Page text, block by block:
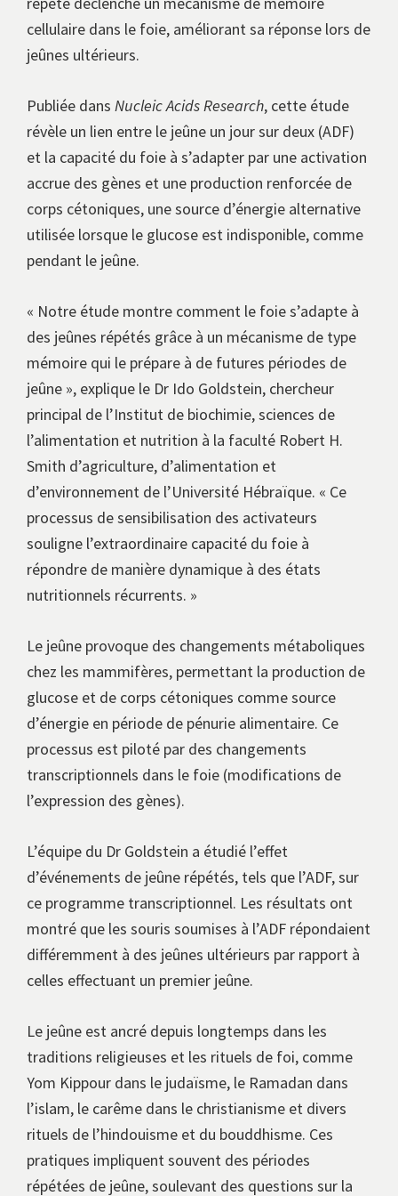
cellulaire dans le foie, améliorant sa réponse lors de
jeûnes ultérieurs.
Publiée dans Nucleic Acids Research, cette étude
révèle un lien entre le jeûne un jour sur deux (ADF)
et la capacité du foie à s’adapter par une activation
accrue des gènes et une production renforcée de
corps cétoniques, une source d’énergie alternative
utilisée lorsque le glucose est indisponible, comme
pendant le jeûne.
« Notre étude montre comment le foie s’adapte à
des jeûnes répétés grâce à un mécanisme de type
mémoire qui le prépare à de futures périodes de
jeûne », explique le Dr Ido Goldstein, chercheur
principal de l’Institut de biochimie, sciences de
l’alimentation et nutrition à la faculté Robert H.
Smith d’agriculture, d’alimentation et
d’environnement de l’Université Hébraïque. « Ce
processus de sensibilisation des activateurs
souligne l’extraordinaire capacité du foie à
répondre de manière dynamique à des états
nutritionnels récurrents. »
Le jeûne provoque des changements métaboliques
chez les mammifères, permettant la production de
glucose et de corps cétoniques comme source
d’énergie en période de pénurie alimentaire. Ce
processus est piloté par des changements
transcriptionnels dans le foie (modifications de
l’expression des gènes).
L’équipe du Dr Goldstein a étudié l’effet
d’événements de jeûne répétés, tels que l’ADF, sur
ce programme transcriptionnel. Les résultats ont
montré que les souris soumises à l’ADF répondaient
différemment à des jeûnes ultérieurs par rapport à
celles effectuant un premier jeûne.
Le jeûne est ancré depuis longtemps dans les
traditions religieuses et les rituels de foi, comme
Yom Kippour dans le judaïsme, le Ramadan dans
l’islam, le carême dans le christianisme et divers
rituels de l’hindouisme et du bouddhisme. Ces
pratiques impliquent souvent des périodes
répétées de jeûne, soulevant des questions sur la